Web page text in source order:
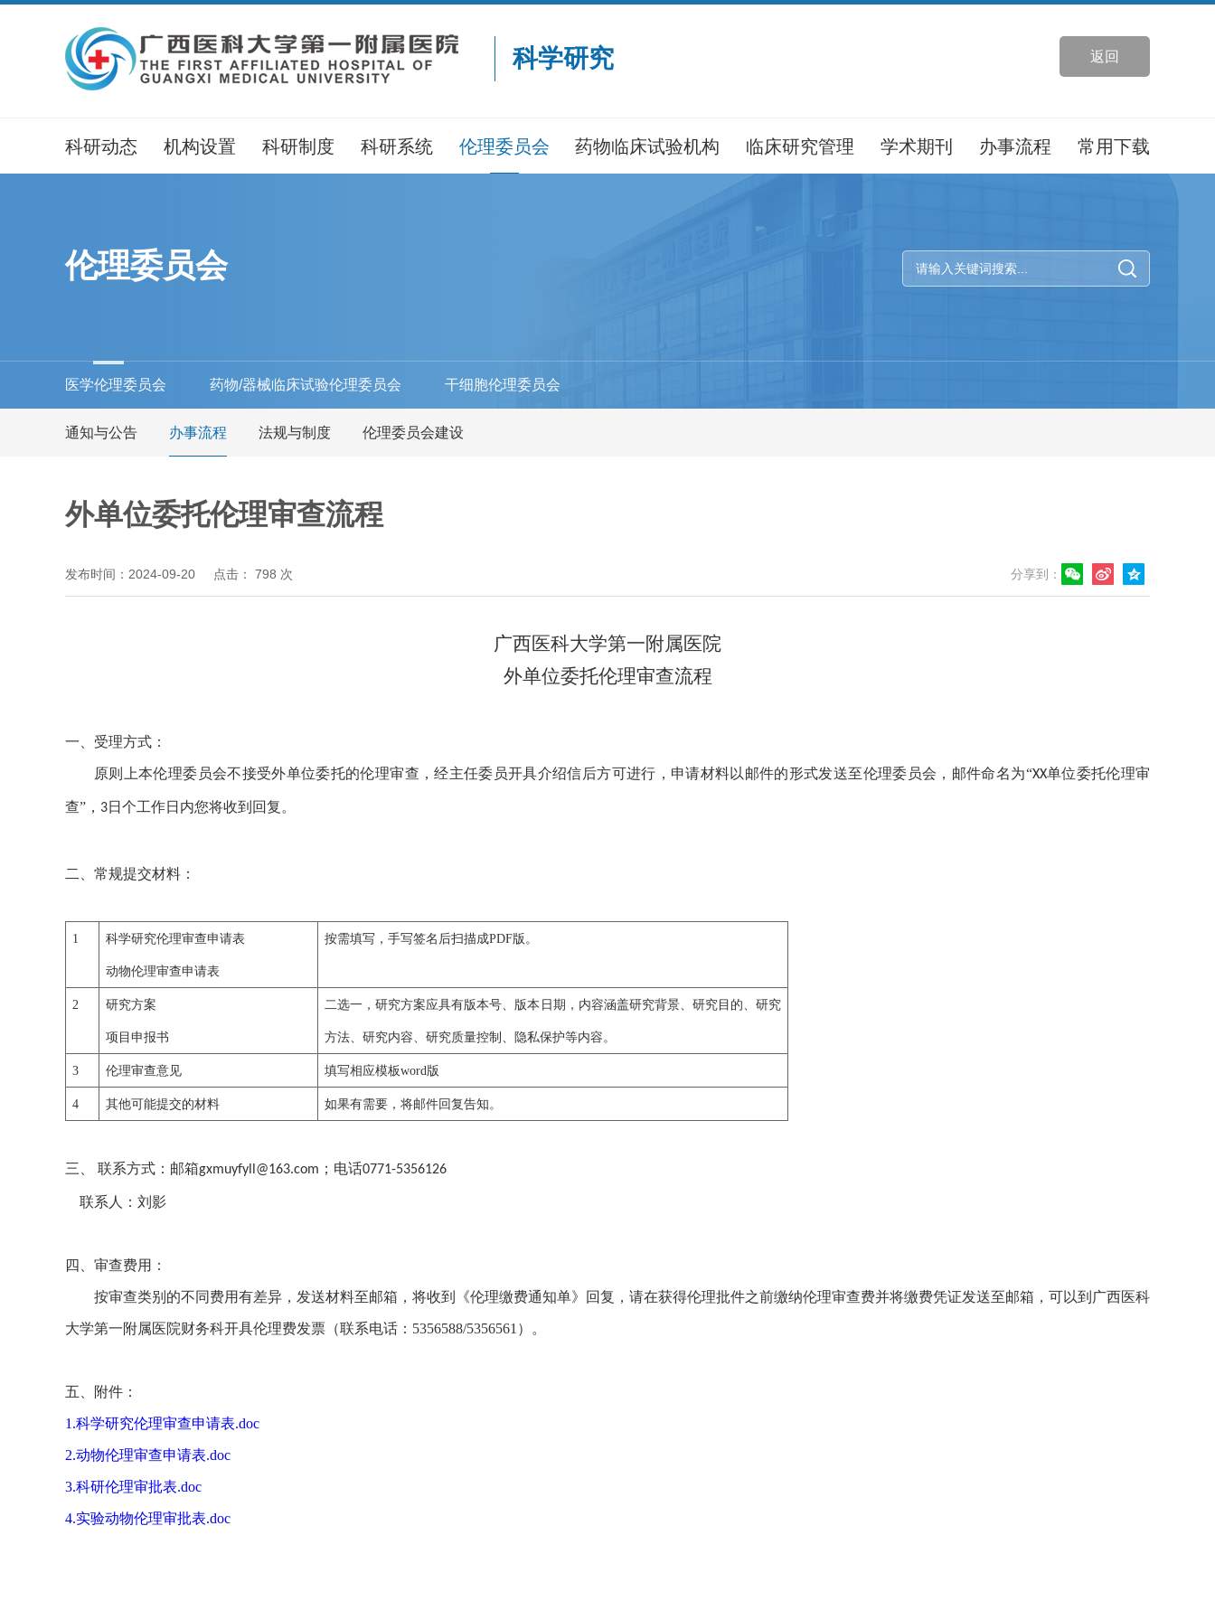
科学研究 返回
科研动态 机构设置 科研制度 科研系统 伦理委员会 药物临床试验机构 临床研究管理 学术期刊 办事流程 常用下载
伦理委员会
医学伦理委员会 药物/器械临床试验伦理委员会 干细胞伦理委员会
通知与公告 办事流程 法规与制度 伦理委员会建设
外单位委托伦理审查流程
发布时间：2024-09-20 点击： 798 次 分享到：
广西医科大学第一附属医院
外单位委托伦理审查流程
一、受理方式：
原则上本伦理委员会不接受外单位委托的伦理审查，经主任委员开具介绍信后方可进行，申请材料以邮件的形式发送至伦理委员会，邮件命名为“XX单位委托伦理审
查”， 3日个工作日内您将收到回复。
二、 常规提交材料：
1 科学研究伦理审查申请表
动物伦理审查申请表
按需填写，手写签名后扫描成PDF版 。
2 研究方案
项目申报书
二选一，研究方案应具有版本号、版本日期，内容涵盖研究背景、研究目的、 研究
方法、研究内容、研究质量控制、隐私保护等内容。
3 伦理审查意见 填写相应模板word版
4 其他可能提交的材料 如果有需要，将邮件回复告知。
三、 联系方式：邮箱gxmuyfyll@163.com ；电话0771-5356126
联系人：刘影
四、 审查费用：
按审查类别的不同费用有差异，发送材料至邮箱，将收到《伦理缴费通知单》回复，请在获得伦理批件之前缴纳伦理审查费并将缴费凭证发送至邮箱，可以到广西医科
大学第一附属医院财务科开具伦理费发票（联系电话：5356588/5356561）。
五、附件：
1.科学研究伦理审查申请表.doc
2.动物伦理审查申请表.doc
3.科研伦理审批表.doc
4.实验动物伦理审批表.doc